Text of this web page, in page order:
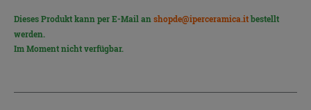
Dieses Produkt kann per E-Mail anshopde@iperceramica.itbestellt
werden.
Im Moment nicht verfügbar.